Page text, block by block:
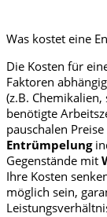
Was kostet eine
Die Kosten für
Faktoren
(z.B.
benötigte
pauschalen
Entrümpelung
Gegenstände mit
Ihre Kosten
möglich sein,